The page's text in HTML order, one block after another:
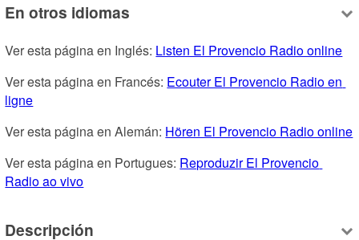
En otros idiomas
Ver esta página en Inglés: Listen El Provencio Radio online
Ver esta página en Francés: Ecouter El Provencio Radio en
ligne
Ver esta página en Alemán: Hören El Provencio Radio online
Ver esta página en Portugues: Reproduzir El Provencio
Radio ao vivo
Descripción